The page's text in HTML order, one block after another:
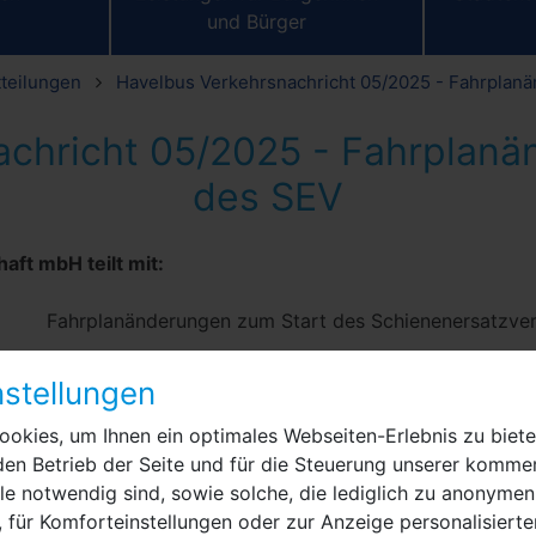
um Ihnen ein optimales Webseiten-Erlebnis zu
Betrieb der Seite und für die Steuerung unserer
notwendig sind, sowie solche, die lediglich zu anonymen
für Komforteinstellungen oder zur Anzeige
und Bürger
Havelbus Verkehrsnachricht 05/2025 -
05/2025 -
des SEV
mbH teilt mit:
Fahrplanänderungen zum Start des
Änderung der Linienführung via Kuhdammbrücke,
bestehenden Angebotes.
661 Nauen – Friesack, 665 Friesack – Zootzen, 669
Rathenow – Rhinow – Friesack
Linie wird nur noch verkürzt bis "Friesack, Markt"